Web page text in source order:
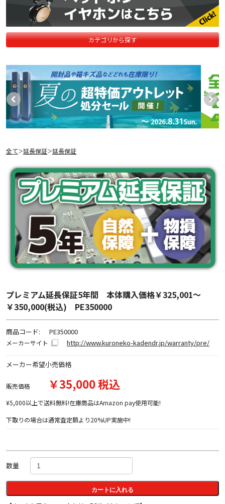
カテゴリから探す
全て＞延長保証＞延長保証
プレミアム延長保証5年間 本体購入価格￥325,001～
￥350,000(税込) PE350000
商品コード: PE350000
メーカーサイト http://www.kuroneko-kadendr.jp/warranty/pre/
メーカー希望小売価格
販売価格 ￥35,000 税込
¥5,000以上で送料無料!在庫商品はAmazon pay使用可能!
下取りの場合は通常査定額より20%UP実施中!
数量
カートに入れる